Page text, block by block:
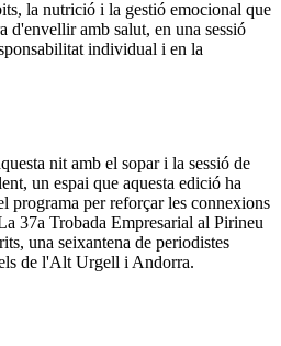
la nutrició i la gestió emocional que
d'envellir amb salut, en una sessió
individual i en la
nit amb el sopar i la sessió de
un espai que aquesta edició ha
programa per reforçar les connexions
37a Trobada Empresarial al Pirineu
una seixantena de periodistes
de l'Alt Urgell i Andorra.